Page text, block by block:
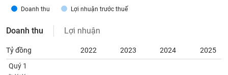
Doanh thu Lợi nhuận trước thuế
Doanh thu Lợi nhuận
Tỷ đồng 2022 2023 2024
2025
Quý 1
giả
(-)
Báo
cáo
phân
tích